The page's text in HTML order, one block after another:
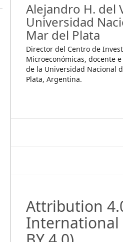
Alejandro H. del
Universidad
Mar del Plata
Director del Centro de
Microeconómicas, docente
de la Universidad Nacional
Plata, Argentina.
Attribution
International